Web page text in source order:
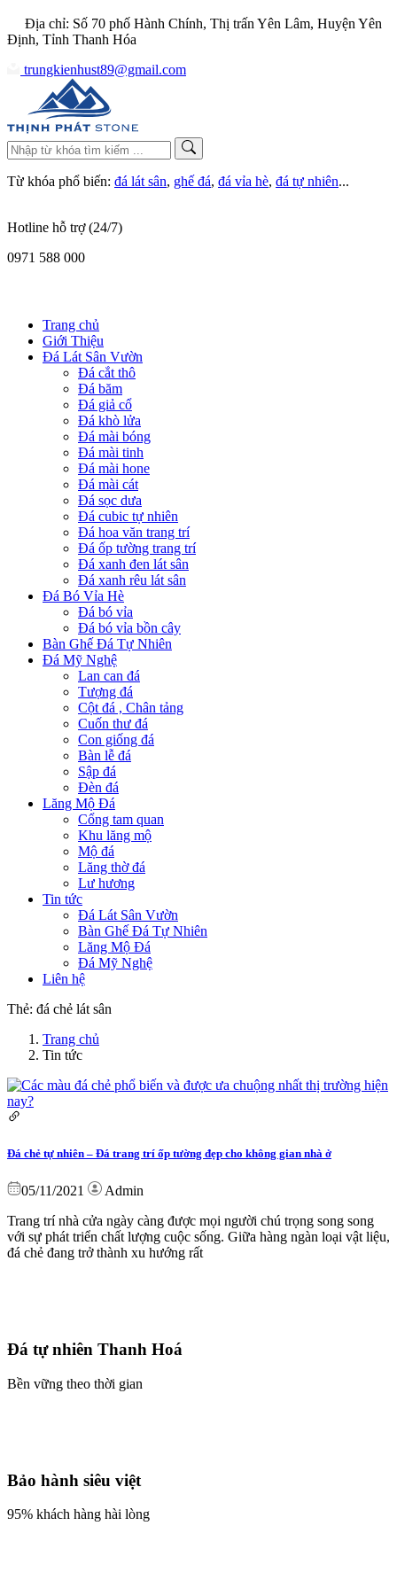
Địa chỉ: Số 70 phố Hành Chính, Thị trấn Yên Lâm, Huyện Yên
Định, Tỉnh Thanh Hóa
trungkienhust89@gmail.com
Từ khóa phổ biến: đá lát sân, ghế đá, đá vỉa hè, đá tự nhiên...
Hotline hỗ trợ (24/7)
0971 588 000
Trang chủ
Giới Thiệu
Đá Lát Sân Vườn
Đá cắt thô
Đá băm
Đá giả cổ
Đá khò lửa
Đá mài bóng
Đá mài tinh
Đá mài hone
Đá mài cát
Đá sọc dưa
Đá cubic tự nhiên
Đá hoa văn trang trí
Đá ốp tường trang trí
Đá xanh đen lát sân
Đá xanh rêu lát sân
Đá Bó Vỉa Hè
Đá bó vỉa
Đá bó vỉa bồn cây
Bàn Ghế Đá Tự Nhiên
Đá Mỹ Nghệ
Lan can đá
Tượng đá
Cột đá , Chân tảng
Cuốn thư đá
Con giống đá
Bàn lễ đá
Sập đá
Đèn đá
Lăng Mộ Đá
Cổng tam quan
Khu lăng mộ
Mộ đá
Lăng thờ đá
Lư hương
Tin tức
Đá Lát Sân Vườn
Bàn Ghế Đá Tự Nhiên
Lăng Mộ Đá
Đá Mỹ Nghệ
Liên hệ
Thẻ: đá chẻ lát sân
Trang chủ
Tin tức
Đá chẻ tự nhiên – Đá trang trí ốp tường đẹp cho không gian nhà ở
05/11/2021
Admin
Trang trí nhà cửa ngày càng được mọi người chú trọng song song
với sự phát triển chất lượng cuộc sống. Giữa hàng ngàn loại vật liệu,
đá chẻ đang trở thành xu hướng rất
Đá tự nhiên Thanh Hoá
Bền vững theo thời gian
Bảo hành siêu việt
95% khách hàng hài lòng